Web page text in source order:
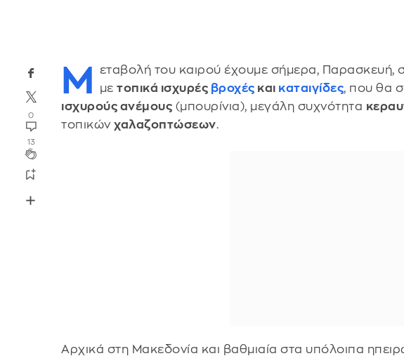
0
13
Μ
εταβολή του καιρού έχουμε σήμερα, Παρασκευή,
μετοπικά ισχυρές βροχές και καταιγίδες, που θα
ισχυρούς ανέμους (μπουρίνια), μεγάλη συχνότητα
τοπικώνχαλαζοπτώσεων.
Αρχικά στη Μακεδονία και βαθμιαία στα υπόλοιπα